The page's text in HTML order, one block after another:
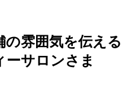
雰囲気を伝える
ーサロンさま